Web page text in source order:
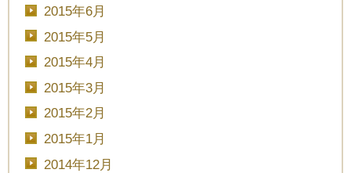
2015年6月
2015年5月
2015年4月
2015年3月
2015年2月
2015年1月
2014年12月